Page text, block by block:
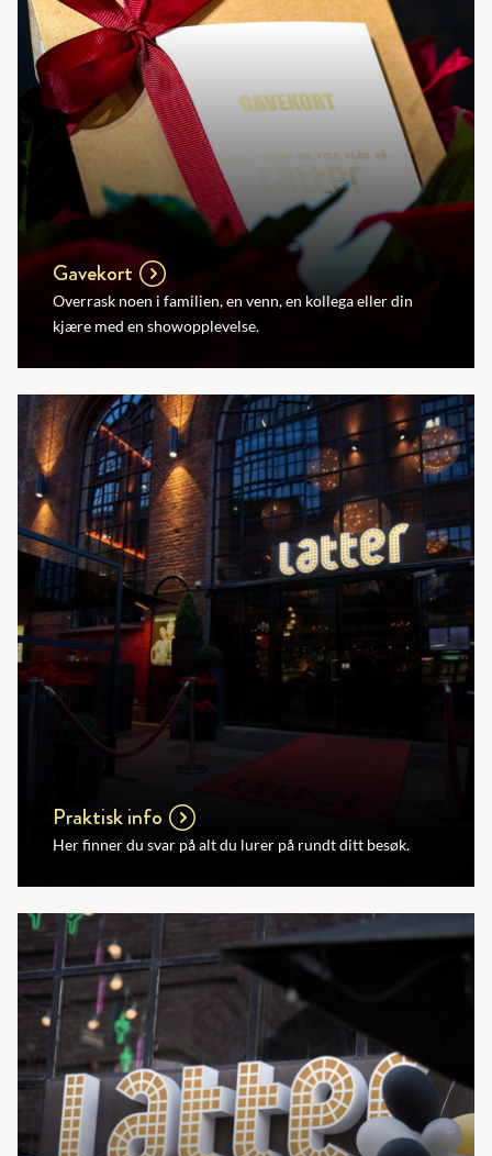
Gavekort
Overrask noen i familien, en venn, en kollega eller din
kjære med en showopplevelse.
Praktisk info
Her finner du svar på alt du lurer på rundt ditt besøk.